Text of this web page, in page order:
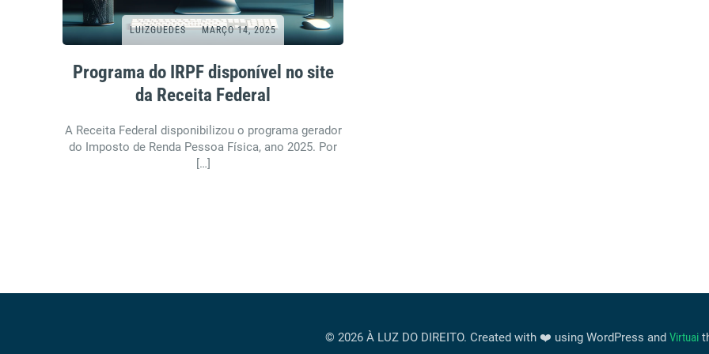
LUIZGUEDES MARÇO 14, 2025
Programa do IRPF disponível no site
da Receita Federal
A Receita Federal disponibilizou o programa gerador
do Imposto de Renda Pessoa Física, ano 2025. Por
[…]
© 2026 À LUZ DO DIREITO. Created with ❤️ using WordPress and Virtuai